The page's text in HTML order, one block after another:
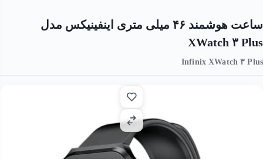
ساعت هوشمند ۴۶ میلی متری اینفینیکس مدل
XWatch ۳ Plus
Infinix XWatch ۳ Plus